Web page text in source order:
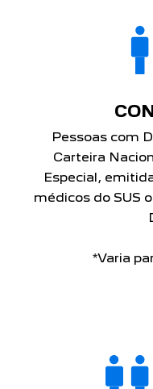
Pessoas com
Carteira
Especial,
médicos do SUS
*Varia